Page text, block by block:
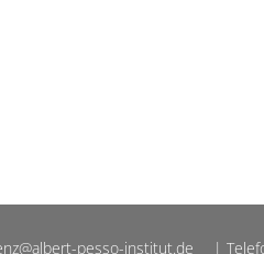
pesso-institut.de |